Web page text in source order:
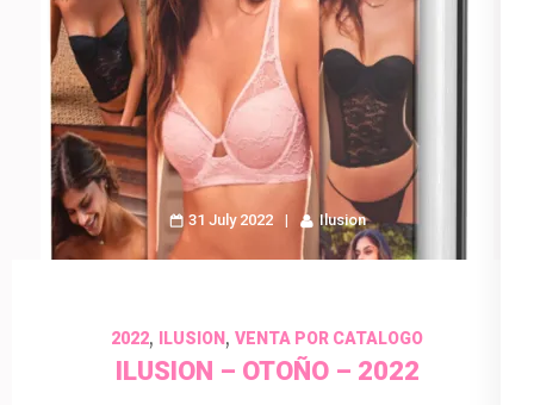
31 July 2022 Ilusion
2022, ILUSION , VENTA POR CATALOGO
ILUSION – OTOÑO – 2022